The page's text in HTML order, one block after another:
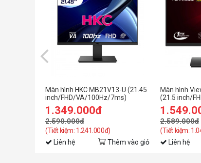
Màn hình HKC MB21V13-U (21.45
inch/FHD/VA/100Hz/7ms)
1.349.000đ
2.590.000đ
(Tiết kiệm: 1.241.000đ)
Liên hệ Thêm vào giỏ
Màn hình
(21.5 inch/
2.589.000đ
(Tiết kiệm:
Liên hệ